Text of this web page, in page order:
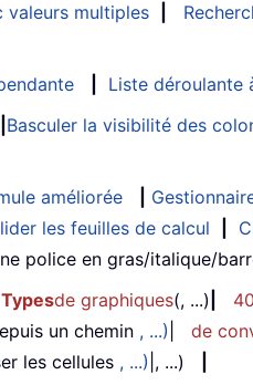
valeurs multiples
Liste déroulante
Basculer la visibilité des
améliorée
les feuilles de calcul
police en gras/italique/
Typesde graphiques(, ...)
un chemin , ...) de
les cellules , ...) |, ...)